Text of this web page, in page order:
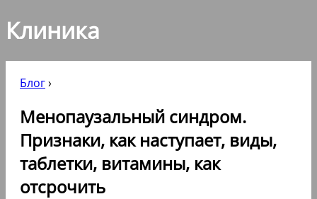
Клиника
Блог›
Менопаузальный синдром.
Признаки, как наступает, виды,
таблетки, витамины, как
отсрочить